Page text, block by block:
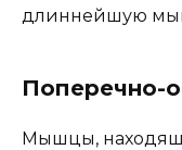
длиннейшую
Поперечно-
Мышцы,